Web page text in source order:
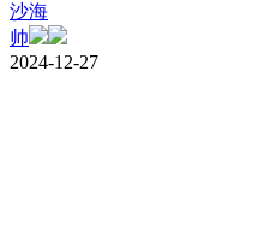
沙海
帅
2024-12-27